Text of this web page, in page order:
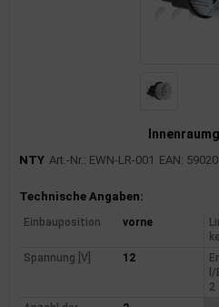
NTY Art.-Nr.: EWN-LR-001 EAN:
Produktinformationen
Technische Angaben:
Einbauposition vorne
Spannung [V]
12
2